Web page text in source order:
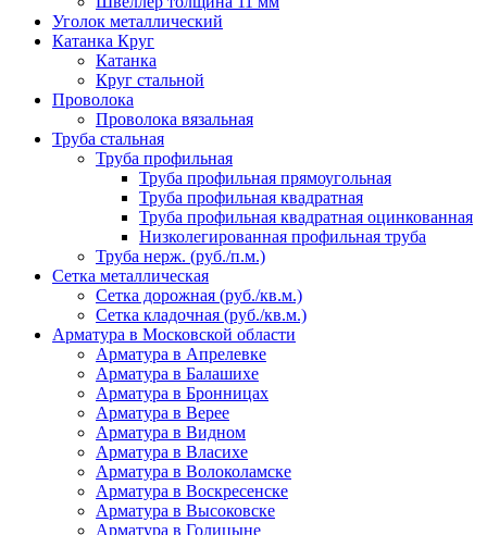
Уголок металлический
Катанка Круг
Катанка
Круг стальной
Проволока
Проволока вязальная
Труба стальная
Труба профильная
Труба профильная прямоугольная
Труба профильная квадратная
Труба профильная квадратная оцинкованная
Низколегированная профильная труба
Труба нерж. (руб./п.м.)
Сетка металлическая
Сетка дорожная (руб./кв.м.)
Сетка кладочная (руб./кв.м.)
Арматура в Московской области
Арматура в Апрелевке
Арматура в Балашихе
Арматура в Бронницах
Арматура в Верее
Арматура в Видном
Арматура в Власихе
Арматура в Волоколамске
Арматура в Воскресенске
Арматура в Высоковске
Арматура в Голицыне